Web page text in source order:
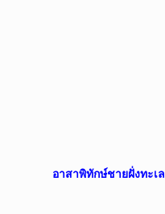
อาสาพิทักษ์ชายฝั่งทะเล